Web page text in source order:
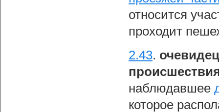
относится
проходит
2.43.
наблюдавшее
которое